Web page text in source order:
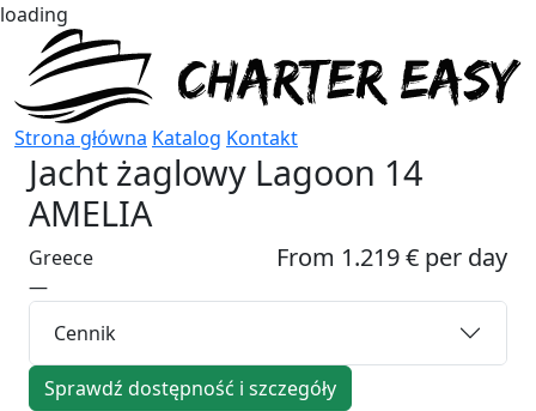
loading
Strona główna Katalog Kontakt
Jacht żaglowy Lagoon 14
AMELIA
From 1.219 € per day
Greece
—
Cennik
Sprawdź dostępność i szczegóły